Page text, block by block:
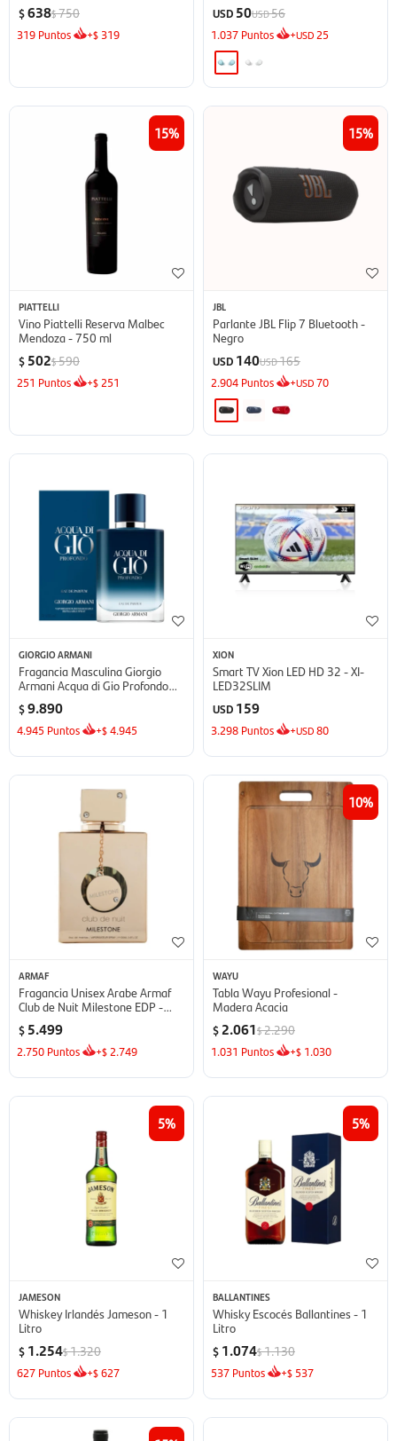
$638$750
319 Puntos +$ 319
USD 50USD56
1.037 Puntos +USD 25
15
PIATTELLI
Vino Piattelli Reserva Malbec
Mendoza - 750 ml
$ 502$590
251 Puntos +$ 251
15
JBL
Parlante JBL Flip 7 Bluetooth -
Negro
USD 140USD165
2.904 Puntos +USD70
GIORGIO ARMANI
Fragancia Masculina Giorgio
Armani Acqua di Gio Profondo
Parfum - 100 ml - 100 ml
$9.890
4.945 Puntos +$4.945
XION
Smart TV Xion LED HD 32 - XI-
LED32SLIM
USD 159
3.298 Puntos +USD80
ARMAF
Fragancia Unisex Arabe Armaf
Club de Nuit Milestone EDP -
$ 5.499
2.750 Puntos +$ 2.749
10
WAYU
Tabla Wayu Profesional -
Madera Acacia
$ 2.061$2.290
1.031 Puntos +$ 1.030
5
JAMESON
Whiskey Irlandés Jameson - 1
Litro
$ 1.254$1.320
627 Puntos +$627
5
BALLANTINES
Whisky Escocés Ballantines - 1
Litro
$ 1.074$1.130
537 Puntos +$ 537